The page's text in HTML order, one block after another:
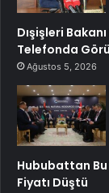
Dışişleri
Telefonda
Ağustos 5, 2026
Hububattan Bu
Fiyatı Düştü